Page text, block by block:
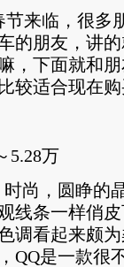
来临，很多
的朋友，讲
，下面就和
较适合现在
5.28万
尚，圆睁的
线条一样俏
调看起来颇
QQ是一款很